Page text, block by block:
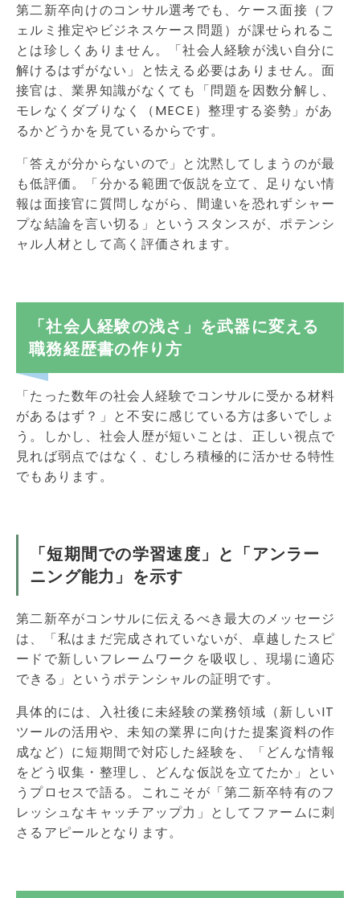
第二新卒向けのコンサル選考でも、ケース面接（フ
ェルミ推定やビジネスケース問題）が課せられるこ
とは珍しくありません。「社会人経験が浅い自分に
解けるはずがない」と怯える必要はありません。面
接官は、業界知識がなくても「問題を因数分解し、
モレなくダブりなく（MECE）整理する姿勢」があ
るかどうかを見ているからです。
「答えが分からないので」と沈黙してしまうのが最
も低評価。「分かる範囲で仮説を立て、足りない情
報は面接官に質問しながら、間違いを恐れずシャー
プな結論を言い切る」というスタンスが、ポテンシ
ャル人材として高く評価されます。
「社会人経験の浅さ」を武器に変える
職務経歴書の作り方
「たった数年の社会人経験でコンサルに受かる材料
があるはず？」と不安に感じている方は多いでしょ
う。しかし、社会人歴が短いことは、正しい視点で
見れば弱点ではなく、むしろ積極的に活かせる特性
でもあります。
「短期間での学習速度」と「アンラー
ニング能力」を示す
第二新卒がコンサルに伝えるべき最大のメッセージ
は、「私はまだ完成されていないが、卓越したスピ
ードで新しいフレームワークを吸収し、現場に適応
できる」というポテンシャルの証明です。
具体的には、入社後に未経験の業務領域（新しいIT
ツールの活用や、未知の業界に向けた提案資料の作
成など）に短期間で対応した経験を、「どんな情報
をどう収集・整理し、どんな仮説を立てたか」とい
うプロセスで語る。これこそが「第二新卒特有のフ
レッシュなキャッチアップ力」としてファームに刺
さるアピールとなります。